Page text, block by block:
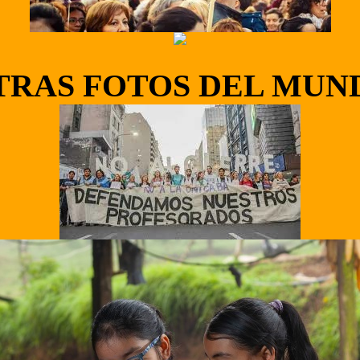
FOTOS DEL